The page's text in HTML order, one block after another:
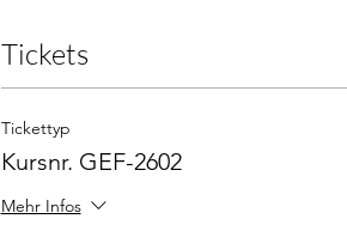
Tickets
Tickettyp
Kursnr. GEF-2602
Mehr Infos